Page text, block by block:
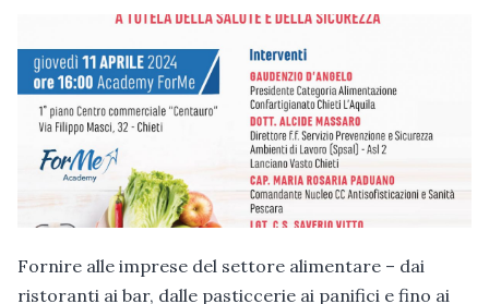
Fornire alle imprese del settore alimentare – dai
ristoranti ai bar, dalle pasticcerie ai panifici e fino ai